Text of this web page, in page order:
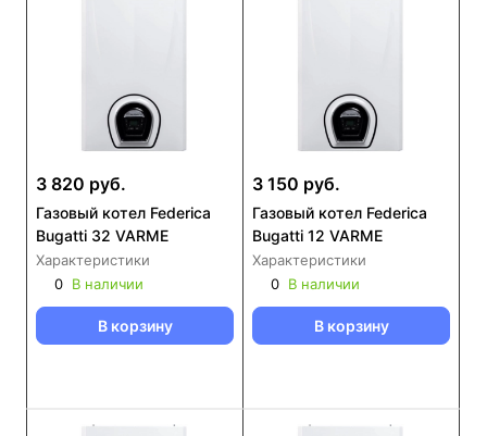
3 820 руб.
Газовый котел Federica
Bugatti 32 VARME
Характеристики
0 В наличии
В корзину
3 150 руб.
Газовый котел Federica
Bugatti 12 VARME
Характеристики
0 В наличии
В корзину